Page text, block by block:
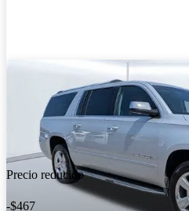
Precio reducido
-$467